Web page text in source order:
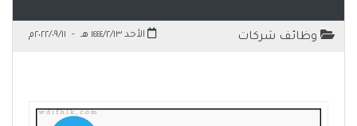
وظائف شركات الأحد ١٤٤٤/٢/١٣ هـ - ٢٠٢٢/٠٩/١١م